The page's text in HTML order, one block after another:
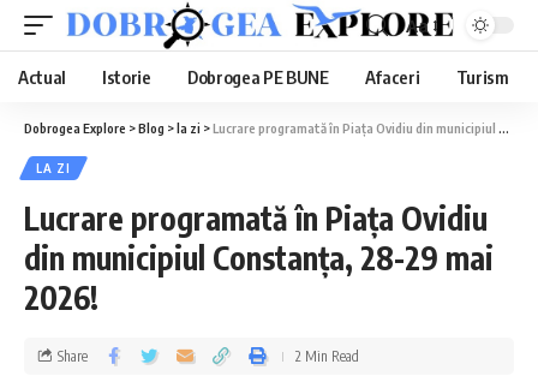
Aa
Actual Istorie Dobrogea PE BUNE Afaceri Turism
Dobrogea Explore >Blog >la zi >Lucrare programată în Piața Ovidiu din municipiul Constanța, 28-29 mai 2026!
LA ZI
Lucrare programată în Piața Ovidiu
din municipiul Constanța, 28-29 mai
2026!
Share 2 Min Read